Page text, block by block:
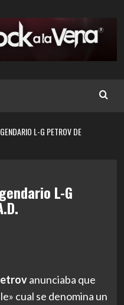
L-G PETROV DE
L-G
anunciaba que
cual se denomina un